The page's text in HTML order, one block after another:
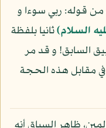
قوله: ربي سوءا و
السلام)ثانيا بلفظة
السابق! و قد مر
في مقابل هذه الحجة